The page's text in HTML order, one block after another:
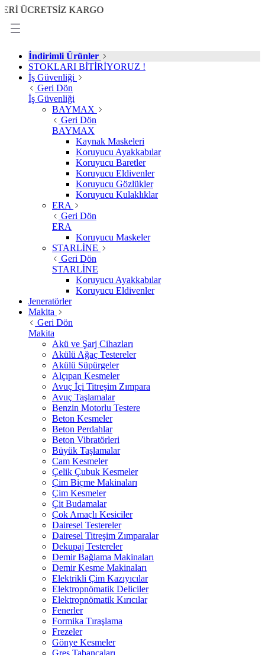
KARGO
İndirimli Ürünler
STOKLARI BİTİRİYORUZ !
İş Güvenliği
Geri Dön
İş Güvenliği
BAYMAX
Geri Dön
BAYMAX
Kaynak Maskeleri
Koruyucu Ayakkabılar
Koruyucu Baretler
Koruyucu Eldivenler
Koruyucu Gözlükler
Koruyucu Kulaklıklar
ERA
Geri Dön
ERA
Koruyucu Maskeler
STARLİNE
Geri Dön
STARLİNE
Koruyucu Ayakkabılar
Koruyucu Eldivenler
Jeneratörler
Makita
Geri Dön
Makita
Akü ve Şarj Cihazları
Akülü Ağaç Testereler
Akülü Süpürgeler
Alçıpan Kesmeler
Avuç İçi Titreşim Zımpara
Avuç Taşlamalar
Benzin Motorlu Testere
Beton Kesmeler
Beton Perdahlar
Beton Vibratörleri
Büyük Taşlamalar
Cam Kesmeler
Çelik Çubuk Kesmeler
Çim Biçme Makinaları
Çim Kesmeler
Çit Budamalar
Çok Amaçlı Kesiciler
Dairesel Testereler
Dairesel Titreşim Zımparalar
Dekupaj Testereler
Demir Bağlama Makinaları
Demir Kesme Makinaları
Elektrikli Çim Kazıyıcılar
Elektropnömatik Deliciler
Elektropnömatik Kırıcılar
Fenerler
Formika Tıraşlama
Frezeler
Gönye Kesmeler
Gres Tabancaları